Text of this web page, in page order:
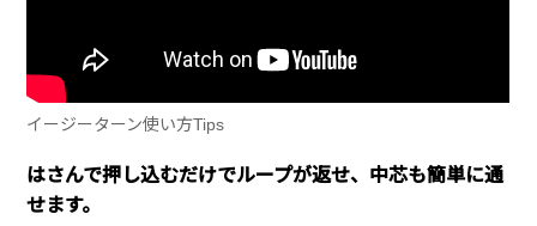
イージーターン使い方Tips
はさんで押し込むだけでループが返せ、中芯も簡単に通
せます。